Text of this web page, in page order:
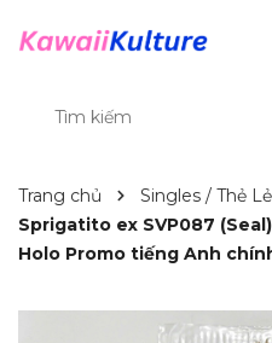
Trang chủ Singles / Thẻ Lẻ
Sprigatito ex SVP087
Holo Promo tiếng Anh